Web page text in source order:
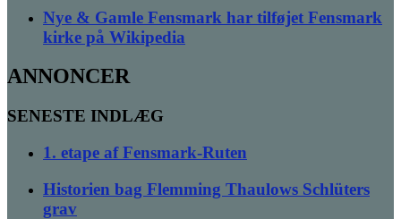
Nye & Gamle Fensmark har tilføjet Fensmark
kirke på Wikipedia
ANNONCER
SENESTE INDLÆG
1. etape af Fensmark-Ruten
Historien bag Flemming Thaulows Schlüters
grav